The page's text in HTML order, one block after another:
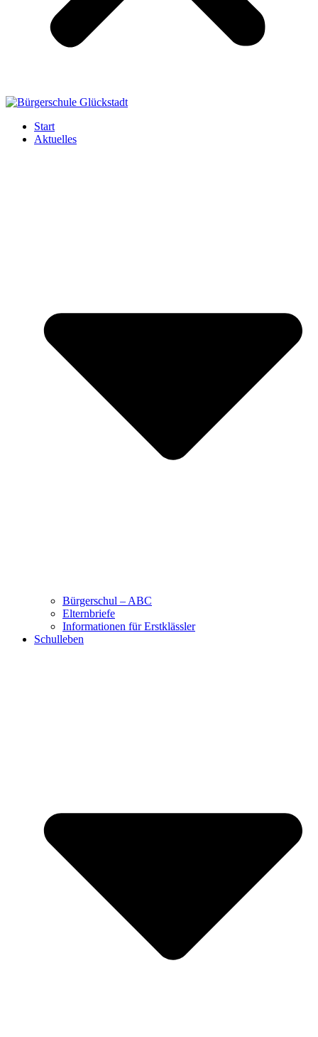
Start
Aktuelles
Bürgerschul – ABC
Elternbriefe
Informationen für Erstklässler
Schulleben